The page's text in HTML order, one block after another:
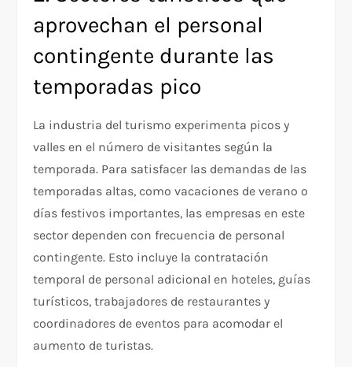
aprovechan el personal
contingente durante las
temporadas pico
La industria del turismo experimenta picos y
valles en el número de visitantes según la
temporada. Para satisfacer las demandas de las
temporadas altas, como vacaciones de verano o
días festivos importantes, las empresas en este
sector dependen con frecuencia de personal
contingente. Esto incluye la contratación
temporal de personal adicional en hoteles, guías
turísticos, trabajadores de restaurantes y
coordinadores de eventos para acomodar el
aumento de turistas.